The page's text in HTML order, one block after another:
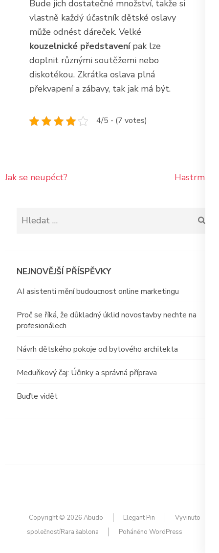
Bude jich dostatečné množství, takže si
vlastně každý účastník dětské oslavy
může odnést dáreček. Velké
kouzelnické představenípak lze
doplnit různými soutěžemi nebo
diskotékou. Zkrátka oslava plná
překvapení a zábavy, tak jak má být.
4/5 - (7 votes)
Navigace
Jak se neupéct? Hastrman
Vyhledávání
NEJNOVĚJŠÍ PŘÍSPĚVKY
AI asistenti mění budoucnost online marketingu
Proč se říká, že důkladný úklid novostavby nechte na
profesionálech
Návrh dětského pokoje od bytového architekta
Meduňkový čaj: Účinky a správná příprava
Buďte vidět
Copyright © 2026 Abudo Elegant Pin
Vyvinuto
společnostíRara šablona Poháněno WordPress